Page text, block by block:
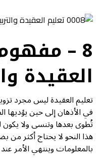
العقيدة
تعليم العقيدة ليس مجرد
في الأذهان إلى حين يؤديها
تُطوى بعدها وتنسى ولا يكون
هذا النحو لا يحتاج أكثر من
بالمعلومات وينتهي الأمر